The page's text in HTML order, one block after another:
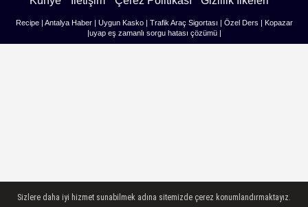
Recipe| Antalya Haber| Uygun Kasko| Trafik Araç Sigortası Özel Ders
Kopazar
uyap eş zamanlı sorgu hatası çözümü|
Sizlere daha iyi hizmet sunabilmek adına sitemizde çerez konumlandırmaktayız.